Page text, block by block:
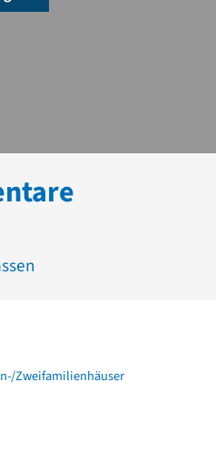
Zweifamilienhäuser